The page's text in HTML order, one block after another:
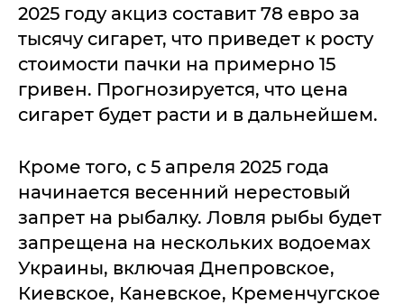
2025 году акциз составит 78 евро за
тысячу сигарет, что приведет к росту
стоимости пачки на примерно 15
гривен. Прогнозируется, что цена
сигарет будет расти и в дальнейшем.
Кроме того, с 5 апреля 2025 года
начинается весенний нерестовый
запрет на рыбалку. Ловля рыбы будет
запрещена на нескольких водоемах
Украины, включая Днепровское,
Киевское, Каневское, Кременчугское